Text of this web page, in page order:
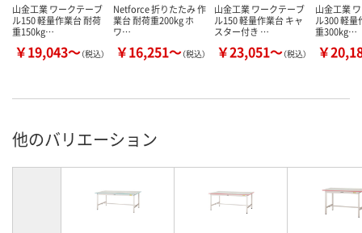
山金工業 ワークテーブ
ル150 軽量作業台 耐荷
重150kg…
￥19,043～（税込）
Netforce 折りたたみ 作
業台 耐荷重200kg ホ
ワ…
￥16,251～（税込）
山金工業 ワークテーブ
ル150 軽量作業台 キャ
スター付き …
￥23,051～（税込）
山金工業
ル300 軽量
重300kg…
￥
他のバリエーション